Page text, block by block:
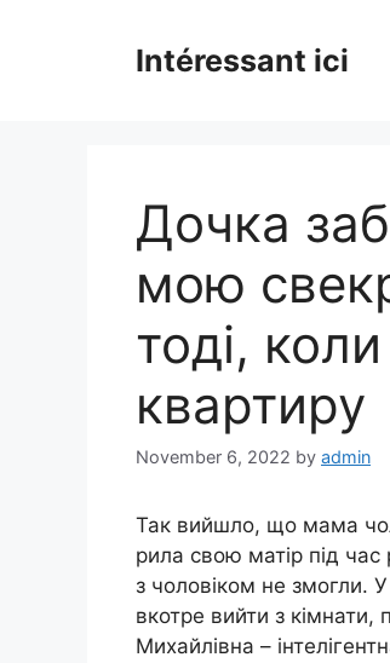
Intéressant ici
Дочка
мою
тоді,
квартиру
November 6, 2022 by admin
Так вийшло, що мама
рила свою матір під
з чоловіком не змогли.
вкотре вийти з
Михайлівна –